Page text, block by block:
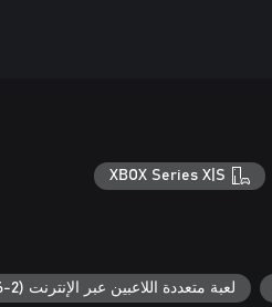
XBOX Series X|S
لعبة متعددة اللاعبين عبر الإنترنت (2-16)